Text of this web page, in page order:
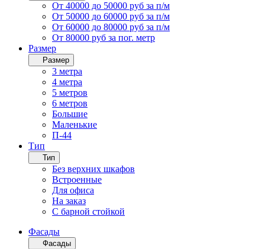
От 40000 до 50000 руб за п/м
От 50000 до 60000 руб за п/м
От 60000 до 80000 руб за п/м
От 80000 руб за пог. метр
Размер
Размер
3 метра
4 метра
5 метров
6 метров
Большие
Маленькие
П-44
Тип
Тип
Без верхних шкафов
Встроенные
Для офиса
На заказ
С барной стойкой
Фасады
Фасады